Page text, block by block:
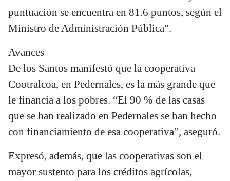
puntuación se encuentra en 81.6 puntos, según el
Ministro de Administración Pública".
Avances
De los Santos manifestó que la cooperativa
Cootralcoa, en Pedernales, es la más grande que
le financia a los pobres. “El 90 % de las casas
que se han realizado en Pedernales se han hecho
con financiamiento de esa cooperativa”, aseguró.
Expresó, además, que las cooperativas son el
mayor sustento para los créditos agrícolas,